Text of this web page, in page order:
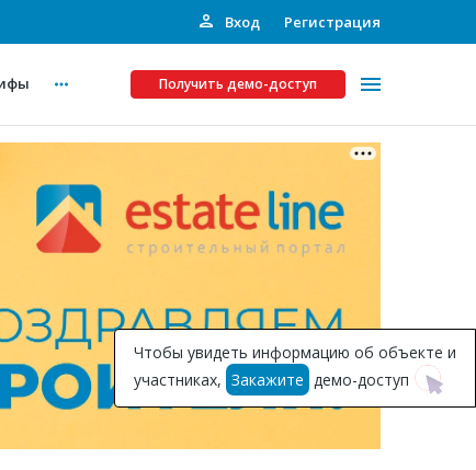
Вход Регистрация
Получить демо-доступ
Платные услуги
Рекламодателям
Инвестпроекты
Подписка на Базу
Чтобы увидеть информацию об объекте и
участниках, Закажите демо-доступ